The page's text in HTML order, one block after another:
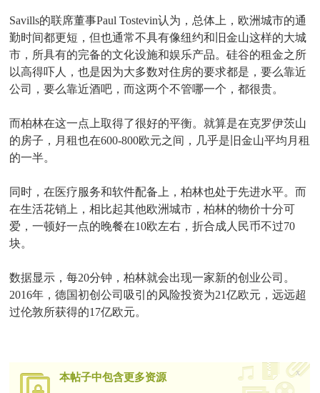
Savills的联席董事Paul Tostevin认为，总体上，欧洲城市的通
勤时间都更短，但也通常不具有像纽约和旧金山这样的大城
市，所具有的完备的文化设施和娱乐产品。硅谷的租金之所
以高得吓人，也是因为大多数对住房的要求都是，要么靠近
公司，要么靠近酒吧，而这两个不管哪一个，都很贵。
而柏林在这一点上取得了很好的平衡。就算是在克罗伊茨山
的房子，月租也在600-800欧元之间，几乎是旧金山平均月租
的一半。
同时，在医疗服务和软件配备上，柏林也处于先进水平。而
在生活花销上，相比起其他欧洲城市，柏林的物价十分可
爱，一顿好一点的晚餐在10欧左右，折合成人民币不过70
块。
数据显示，每20分钟，柏林就会出现一家新的创业公司。
2016年，德国初创公司吸引的风险投资为21亿欧元，远远超
过伦敦所获得的17亿欧元。
本帖子中包含更多资源 x